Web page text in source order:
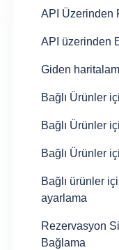
API Üzerinden
API üzerinden
Giden
Bağlı Ürünler
Bağlı Ürünler
Bağlı Ürünler
Bağlı ürünler
ayarlama
Rezervasyon
Bağlama